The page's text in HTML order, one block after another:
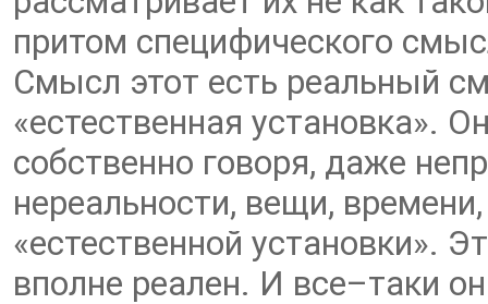
притом специфического
Смысл этот есть реальный
«естественная установка».
собственно говоря, даже
нереальности, вещи,
«естественной установки».
вполне реален. И все–таки